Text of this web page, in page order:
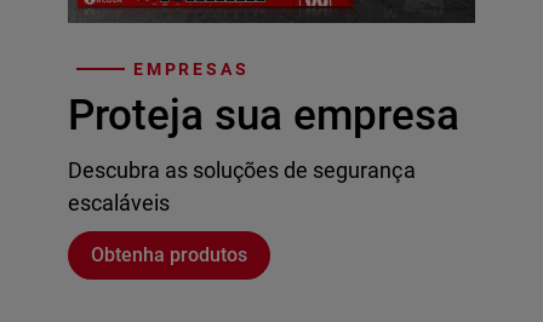
EMPRESAS
Proteja sua empresa
Descubra as soluções de segurança
escaláveis
Obtenha produtos